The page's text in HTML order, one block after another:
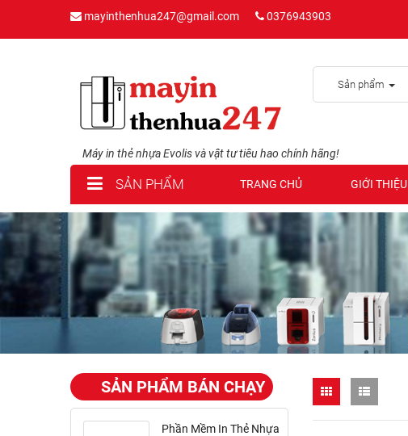
mayinthenhua247@gmail.com 0376943903
Sản phẩm
Máy in thẻ nhựa Evolis và vật tư tiêu hao chính hãng!
SẢN PHẨM TRANG CHỦ GIỚI THIỆU
SẢN PHẨM BÁN CHẠY
Phần Mềm In Thẻ Nhựa